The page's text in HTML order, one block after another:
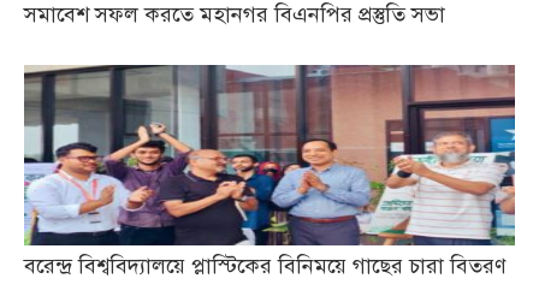
সমাবেশ সফল করতে মহানগর বিএনপির প্রস্তুতি সভা
বরেন্দ্র বিশ্ববিদ্যালয়ে প্লাস্টিকের বিনিময়ে গাছের চারা বিতরণ